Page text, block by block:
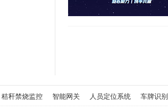
秸秆禁烧监控 智能网关 人员定位系统 车牌识别